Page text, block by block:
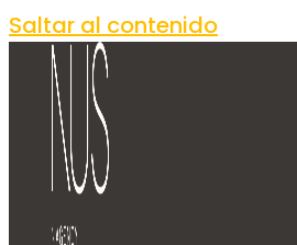
Saltar al contenido